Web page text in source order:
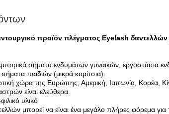
προϊόν πλέγματος Eyelash
σήματα ενδυμάτων γυναικών, εργοστάσια
παιδιών (μικρά κορίτσια).
χώρα της Ευρώπης, Αμερική, Ιαπωνία, Κορέα,
είναι ελεύθερα.
υλικό
μπορεί να είναι ένα μεγάλο πλήρες φόρεμα